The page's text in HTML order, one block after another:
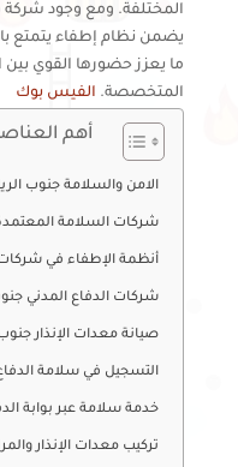
المختلفة. ومع وجود
يضمن نظام إطفاء يتمتع
ما يعزز حضورها القوي
المتخصصة. الفيس بوك
أهم
الامن والسلامة جنوب
شركات السلامة
أنظمة الإطفاء في
شركات الدفاع المدني
صيانة معدات الإنذار
التسجيل في سلامة
خدمة سلامة عبر بوابة
تركيب معدات الإنذار